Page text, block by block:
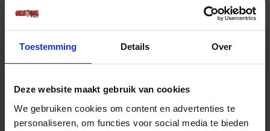
Toestemming Details Over
Deze website maakt gebruik van cookies
We gebruiken cookies om content en advertenties te
personaliseren, om functies voor social media te bieden
€ 29,72 incl. BTW
-
Bestel nu!